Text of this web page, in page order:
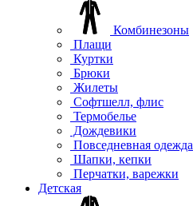
Комбинезоны
Плащи
Куртки
Брюки
Жилеты
Софтшелл, флис
Термобелье
Дождевики
Повседневная одежда
Шапки, кепки
Перчатки, варежки
Детская